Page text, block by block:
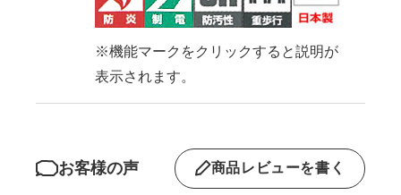
※機能マークをクリックすると説明が
表示されます。
お客様の声 商品レビューを書く